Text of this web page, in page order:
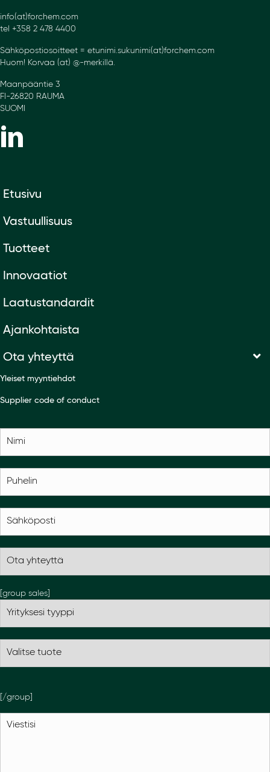
info(at)forchem.com
tel +358 2 478 4400
Sähköpostiosoitteet = etunimi.sukunimi(at)forchem.com
Huom! Korvaa (at) @-merkillä.
Maanpääntie 3
FI-26820 RAUMA
SUOMI
Etusivu
Vastuullisuus
Tuotteet
Innovaatiot
Laatustandardit
Ajankohtaista
Ota yhteyttä
Yleiset myyntiehdot
Supplier code of conduct
[group sales]
[/group]